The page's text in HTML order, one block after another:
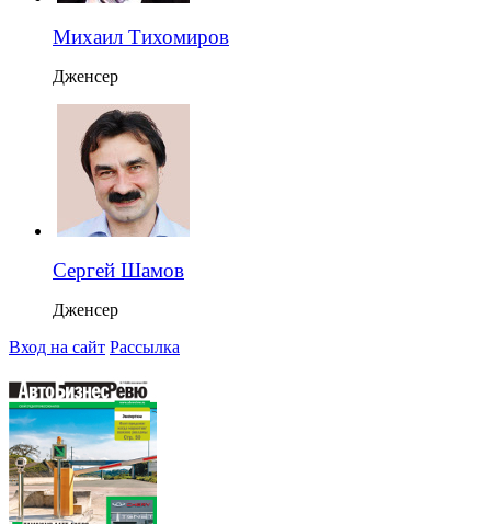
Михаил Тихомиров
Дженсер
Сергей Шамов
Дженсер
Вход на сайт Рассылка